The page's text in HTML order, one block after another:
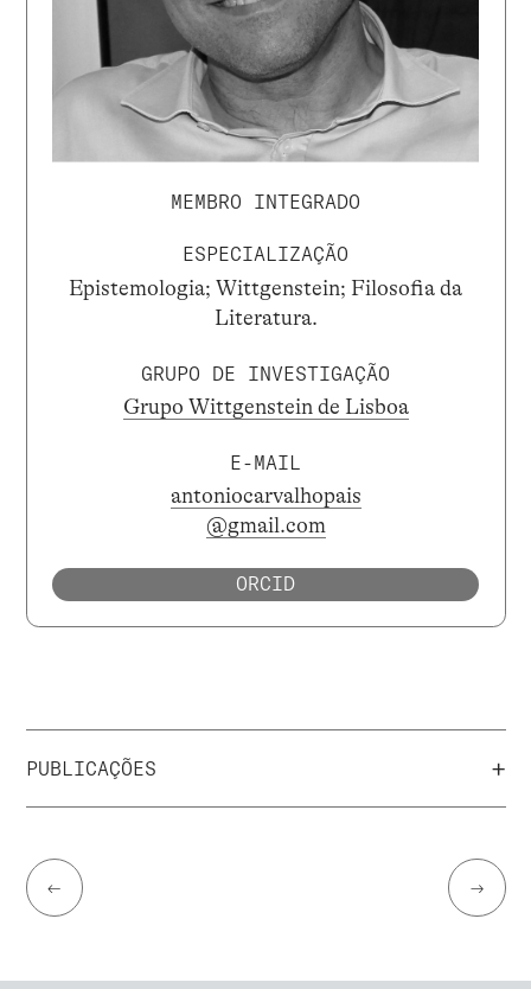
MEMBRO INTEGRADO
ESPECIALIZAÇÃO
Epistemologia; Wittgenstein; Filosofia da
Literatura.
GRUPO DE INVESTIGAÇÃO
Grupo Wittgenstein de Lisboa
E-MAIL
antoniocarvalhopais
@gmail.com
ORCID
PUBLICAÇÕES +
← →